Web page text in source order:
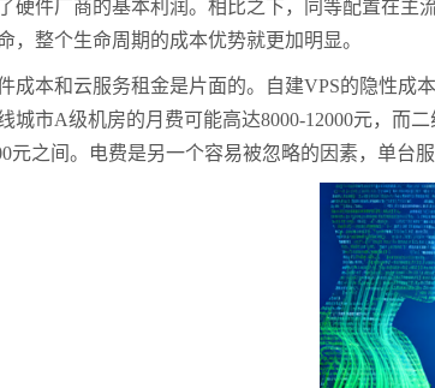
硬件厂商的基本利润。相比之下，同等配置在主
，整个生命周期的成本优势就更加明显。
成本和云服务租金是片面的。自建VPS的隐性成
城市A级机房的月费可能高达8000-12000元，而
元之间。电费是另一个容易被忽略的因素，单台